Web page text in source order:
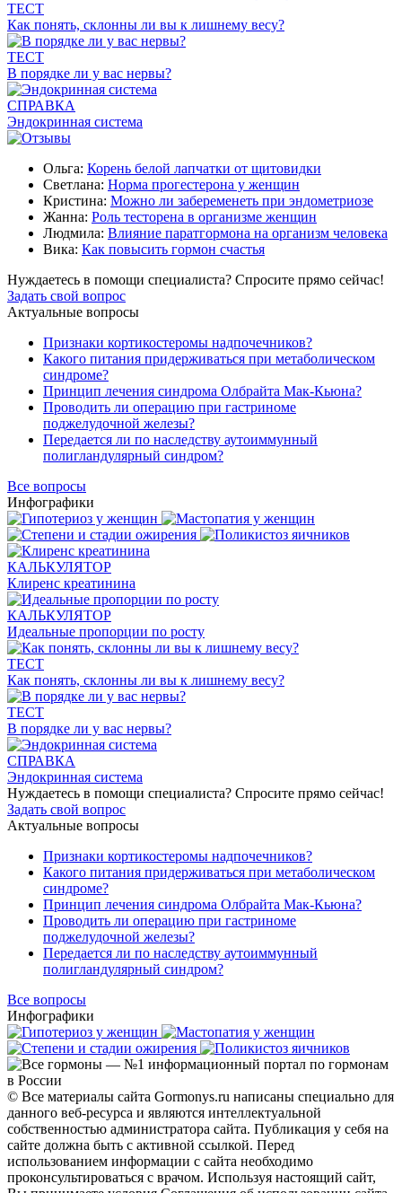
ТЕСТ
Как понять, склонны ли вы к лишнему весу?
ТЕСТ
В порядке ли у вас нервы?
СПРАВКА
Эндокринная система
Ольга: Корень белой лапчатки от щитовидки
Светлана: Норма прогестерона у женщин
Кристина: Можно ли забеременеть при эндометриозе
Жанна: Роль тесторена в организме женщин
Людмила: Влияние паратгормона на организм человека
Вика: Как повысить гормон счастья
Нуждаетесь в помощи специалиста? Спросите прямо сейчас!
Задать свой вопрос
Актуальные вопросы
Признаки кортикостеромы надпочечников?
Какого питания придерживаться при метаболическом
синдроме?
Принцип лечения синдрома Олбрайта Мак-Кьюна?
Проводить ли операцию при гастриноме
поджелудочной железы?
Передается ли по наследству аутоиммунный
полигландулярный синдром?
Все вопросы
Инфографики
КАЛЬКУЛЯТОР
Клиренс креатинина
КАЛЬКУЛЯТОР
Идеальные пропорции по росту
ТЕСТ
Как понять, склонны ли вы к лишнему весу?
ТЕСТ
В порядке ли у вас нервы?
СПРАВКА
Эндокринная система
Нуждаетесь в помощи специалиста? Спросите прямо сейчас!
Задать свой вопрос
Актуальные вопросы
Признаки кортикостеромы надпочечников?
Какого питания придерживаться при метаболическом
синдроме?
Принцип лечения синдрома Олбрайта Мак-Кьюна?
Проводить ли операцию при гастриноме
поджелудочной железы?
Передается ли по наследству аутоиммунный
полигландулярный синдром?
Все вопросы
Инфографики
© Все материалы сайта Gormonys.ru написаны специально для
данного веб-ресурса и являются интеллектуальной
собственностью администратора сайта. Публикация у себя на
сайте должна быть с активной ссылкой. Перед
использованием информации с сайта необходимо
проконсультироваться с врачом. Используя настоящий сайт,